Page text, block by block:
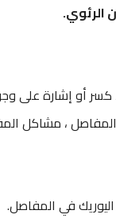
الرئوي.
أو إشارة على
، مشاكل
في المفاصل.